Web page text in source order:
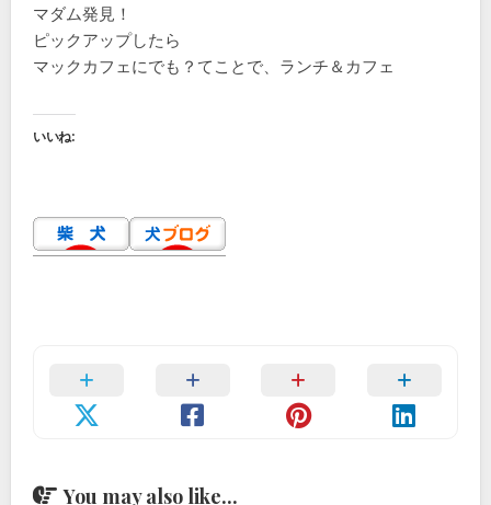
マダム発見！
ピックアップしたら
マックカフェにでも？てことで、ランチ＆カフェ
いいね:
You may also like...